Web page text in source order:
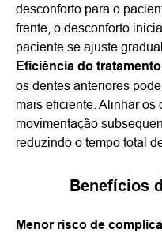
desconforto para o
frente, o desconforto
paciente se ajuste
Eficiência do tratamento
os dentes anteriores
mais eficiente. Alinhar os
movimentação
reduzindo o tempo total
Benefícios
Menor risco de